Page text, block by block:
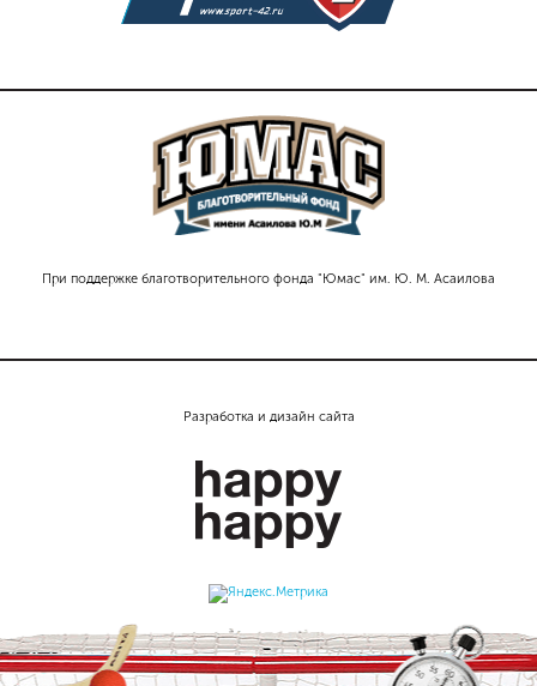
При поддержке благотворительного фонда "Юмас" им. Ю. М. Асаилова
Разработка и дизайн сайта